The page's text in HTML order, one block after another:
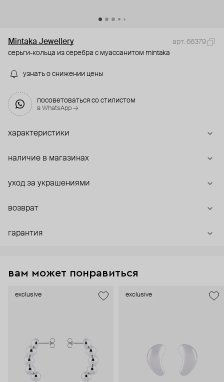
Mintaka Jewellery
арт. 66379
серьги-кольца из серебра с муассанитом mintaka
узнать о снижении цены
посоветоваться со стилистом
в WhatsApp →
характеристики
наличие в магазинах
уход за украшениями
возврат
гарантия
вам может понравиться
exclusive exclusive